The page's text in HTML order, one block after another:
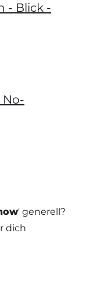
- Blick -
No-
' generell?
dich